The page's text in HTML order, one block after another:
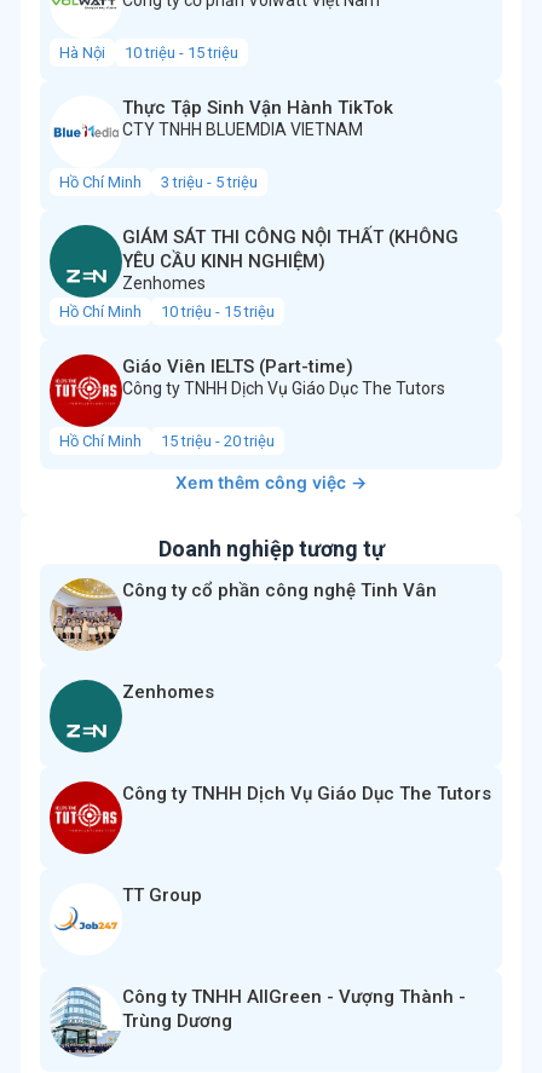
Hà Nội 10 triệu - 15 triệu
Thực Tập Sinh Vận Hành TikTok
CTY TNHH BLUEMDIA VIETNAM
Hồ Chí Minh 3 triệu - 5 triệu
GIÁM SÁT THI CÔNG NỘI THẤT (KHÔNG
YÊU CẦU KINH NGHIỆM)
Zenhomes
Hồ Chí Minh 10 triệu - 15 triệu
Giáo Viên IELTS (Part-time)
Công ty TNHH Dịch Vụ Giáo Dục The Tutors
Hồ Chí Minh 15 triệu - 20 triệu
Xem thêm công việc →
Doanh nghiệp tương tự
Công ty cổ phần công nghệ Tinh Vân
Zenhomes
Công ty TNHH Dịch Vụ Giáo Dục The Tutors
TT Group
Công ty TNHH AllGreen - Vượng Thành -
Trùng Dương